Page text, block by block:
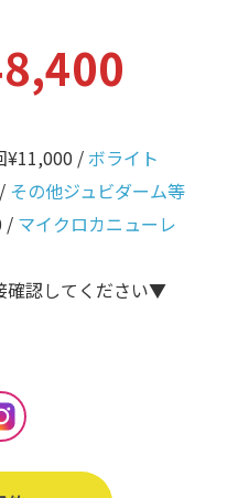
ら探す
¥11,000 / ボライト
その他ジュビダーム等
/ マイクロカニューレ
確認してください▼